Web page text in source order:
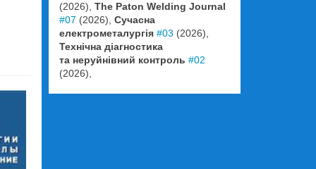
(2026), The Paton Welding Journal
#07 (2026), Сучасна
електрометалургія #03 (2026),
Технічна діагностика
та неруйнівний контроль #02
(2026),